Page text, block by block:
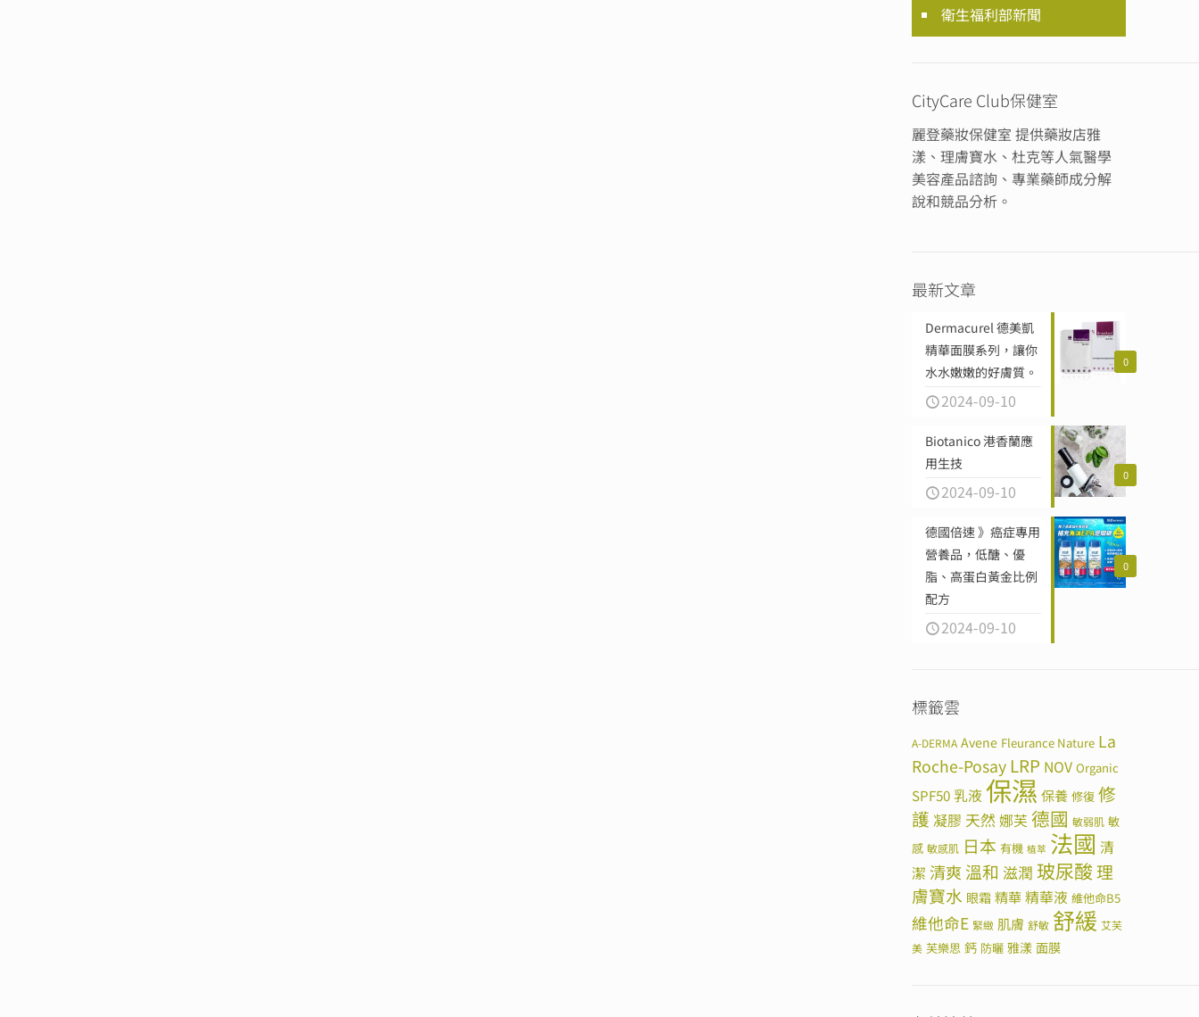
衛生福利部新聞
CityCare Club保健室
麗登藥妝保健室 提供藥妝店雅
漾、理膚寶水、杜克等人氣醫學
美容產品諮詢、專業藥師成分解
說和競品分析。
最新文章
0
Dermacurel 德美凱
精華面膜系列，讓你
水水嫩嫩的好膚質。
2024-09-10
0
Biotanico 港香蘭應
用生技
2024-09-10
0
德國倍速 》癌症專用
營養品，低醣、優
脂、高蛋白黃金比例
配方
2024-09-10
標籤雲
A-DERMA Avene Fleurance Nature La
Roche-Posay LRP NOV Organic
SPF50 乳液 保濕 保養 修復 修
護 凝膠 天然 娜芙 德國 敏弱肌 敏
感 敏感肌 日本 有機 植萃 法國 清
潔 清爽 溫和 滋潤 玻尿酸理
膚寶水 眼霜 精華 精華液 維他命B5
維他命E 緊緻 肌膚 舒敏 舒緩 艾芙
美 芙樂思 鈣 防曬 雅漾 面膜